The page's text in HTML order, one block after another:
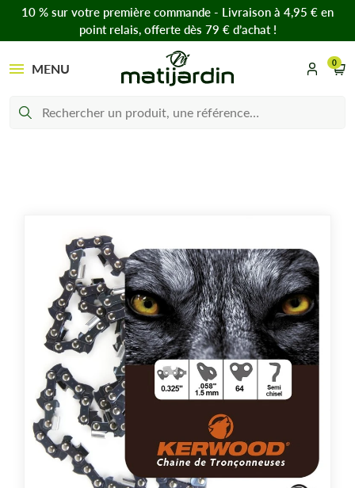
10 % sur votre première commande - Livraison à 4,95 € en
point relais, offerte dès 79 € d’achat !
MENU 0